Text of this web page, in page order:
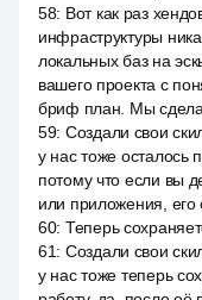
58: Вот как раз
инфраструктуры
локальных баз на
вашего проекта с
бриф план. Мы
59: Создали свои
у нас тоже осталось
потому что если вы
или приложения, его
60: Теперь
61: Создали свои
у нас тоже теперь